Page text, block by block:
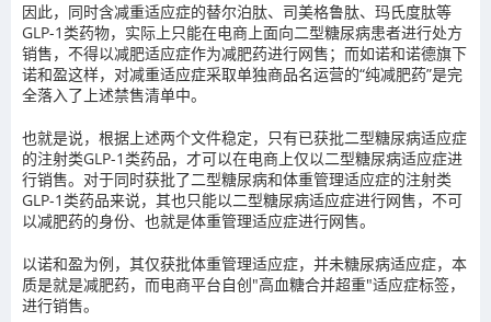
因此，同时含减重适应症的替尔泊肽、司美格鲁肽、玛氏度肽等
GLP-1类药物，实际上只能在电商上面向二型糖尿病患者进行处方
销售，不得以减肥适应症作为减肥药进行网售；而如诺和诺德旗下
诺和盈这样，对减重适应症采取单独商品名运营的“纯减肥药”是完
全落入了上述禁售清单中。
也就是说，根据上述两个文件稳定，只有已获批二型糖尿病适应症
的注射类GLP-1类药品，才可以在电商上仅以二型糖尿病适应症进
行销售。对于同时获批了二型糖尿病和体重管理适应症的注射类
GLP-1类药品来说，其也只能以二型糖尿病适应症进行网售，不可
以减肥药的身份、也就是体重管理适应症进行网售。
以诺和盈为例，其仅获批体重管理适应症，并未糖尿病适应症，本
质是就是减肥药，而电商平台自创"高血糖合并超重"适应症标签，
进行销售。